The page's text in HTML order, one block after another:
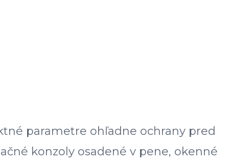
parametre ohľadne ochrany pred
konzoly osadené v pene, okenné